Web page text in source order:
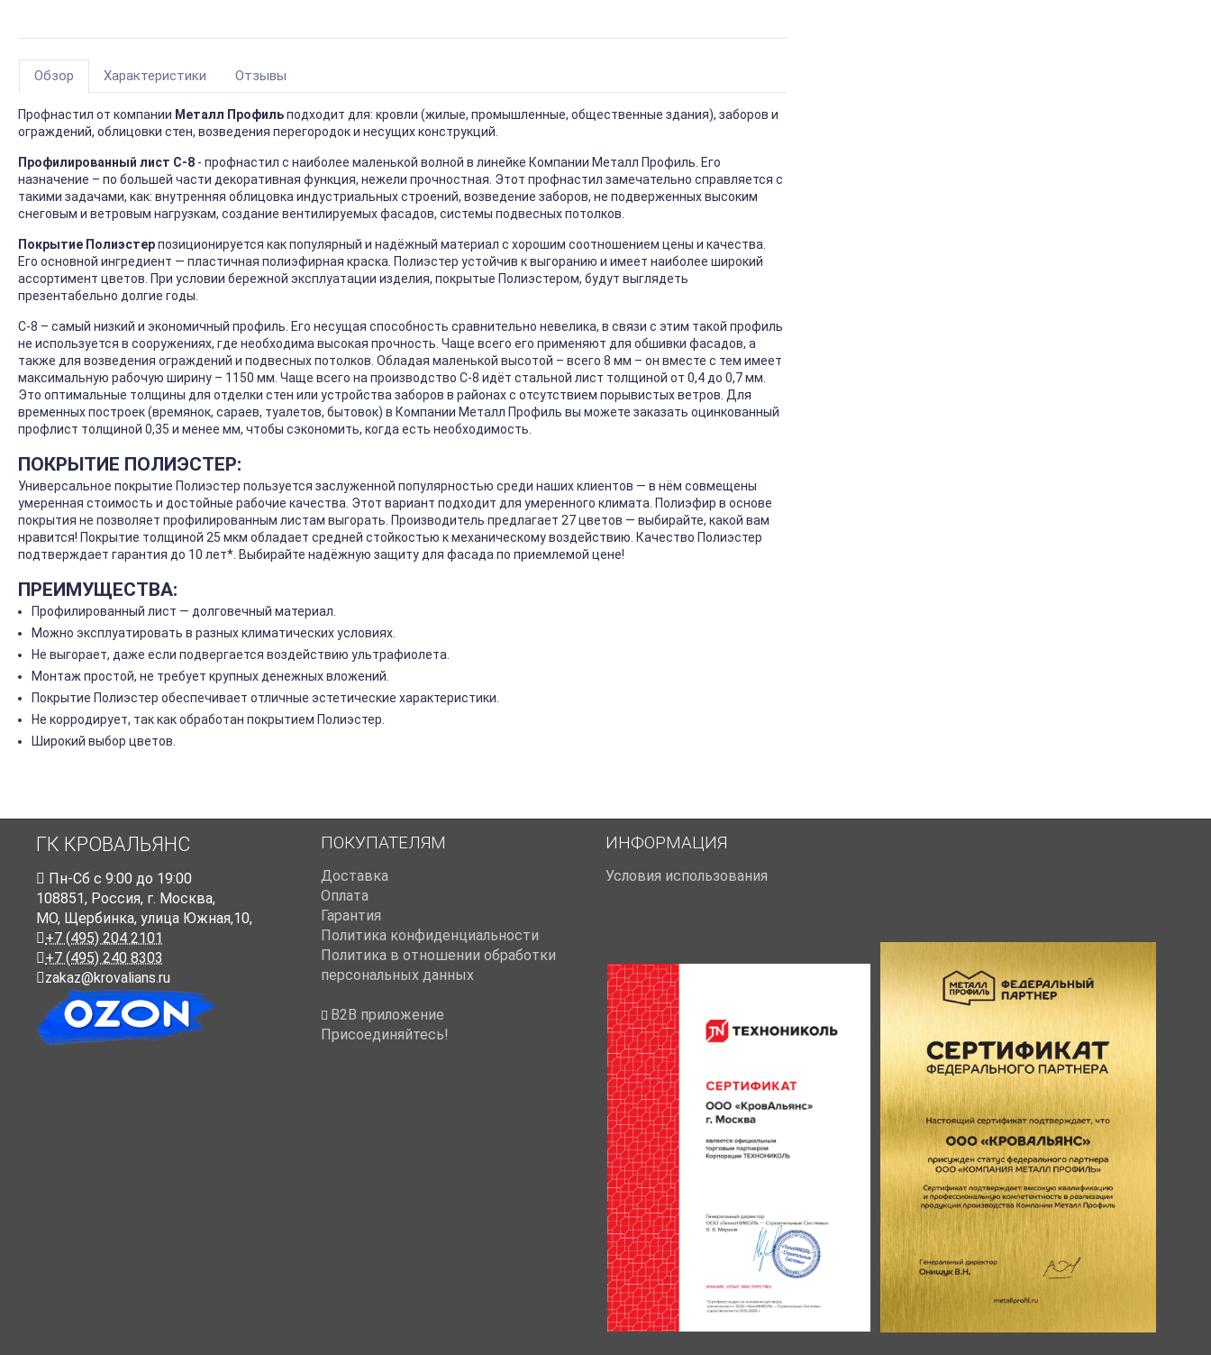
Обзор Характеристики Отзывы
Профнастил от компании Металл Профильподходит для: кровли (жилые, промышленные, общественные здания), заборов и
ограждений, облицовки стен, возведения перегородок и несущих конструкций.
Профилированный лист С-8 - профнастил с наиболее маленькой волной в линейке Компании Металл Профиль. Его
назначение – по большей части декоративная функция, нежели прочностная. Этот профнастил замечательно справляется с
такими задачами, как: внутренняя облицовка индустриальных строений, возведение заборов, не подверженных высоким
снеговым и ветровым нагрузкам, создание вентилируемых фасадов, системы подвесных потолков.
Покрытие Полиэстерпозиционируется как популярный и надёжный материал с хорошим соотношением цены и качества.
Его основной ингредиент — пластичная полиэфирная краска. Полиэстер устойчив к выгоранию и имеет наиболее широкий
ассортимент цветов. При условии бережной эксплуатации изделия, покрытые Полиэстером, будут выглядеть
презентабельно долгие годы.
С-8 – самый низкий и экономичный профиль. Его несущая способность сравнительно невелика, в связи с этим такой профиль
не используется в сооружениях, где необходима высокая прочность. Чаще всего его применяют для обшивки фасадов, а
также для возведения ограждений и подвесных потолков. Обладая маленькой высотой – всего 8 мм – он вместе с тем имеет
максимальную рабочую ширину – 1150 мм. Чаще всего на производство С-8 идёт стальной лист толщиной от 0,4 до 0,7 мм.
Это оптимальные толщины для отделки стен или устройства заборов в районах с отсутствием порывистых ветров. Для
временных построек (времянок, сараев, туалетов, бытовок) в Компании Металл Профиль вы можете заказать оцинкованный
профлист толщиной 0,35 и менее мм, чтобы сэкономить, когда есть необходимость.
ПОКРЫТИЕ ПОЛИЭСТЕР:
Универсальное покрытие Полиэстер пользуется заслуженной популярностью среди наших клиентов — в нём совмещены
умеренная стоимость и достойные рабочие качества. Этот вариант подходит для умеренного климата. Полиэфир в основе
покрытия не позволяет профилированным листам выгорать. Производитель предлагает 27 цветов — выбирайте, какой вам
нравится! Покрытие толщиной 25 мкм обладает средней стойкостью к механическому воздействию. Качество Полиэстер
подтверждает гарантия до 10 лет*. Выбирайте надёжную защиту для фасада по приемлемой цене!
ПРЕИМУЩЕСТВА:
Профилированный лист — долговечный материал.
Можно эксплуатировать в разных климатических условиях.
Не выгорает, даже если подвергается воздействию ультрафиолета.
Монтаж простой, не требует крупных денежных вложений.
Покрытие Полиэстер обеспечивает отличные эстетические характеристики.
Не корродирует, так как обработан покрытием Полиэстер.
Широкий выбор цветов.
ГК КРОВАЛЬЯНС
Пн-Cб с 9:00 до 19:00
108851, Россия, г. Москва,
МО, Щербинка, улица Южная,10,
+7 (495) 204 2101
+7 (495) 240 8303
zakaz@krovalians.ru
ПОКУПАТЕЛЯМ
Доставка
Оплата
Гарантия
Политика конфиденциальности
Политика в отношении обработки
персональных данных
B2B приложение
Присоединяйтесь!
ИНФОРМАЦИЯ
Условия использования